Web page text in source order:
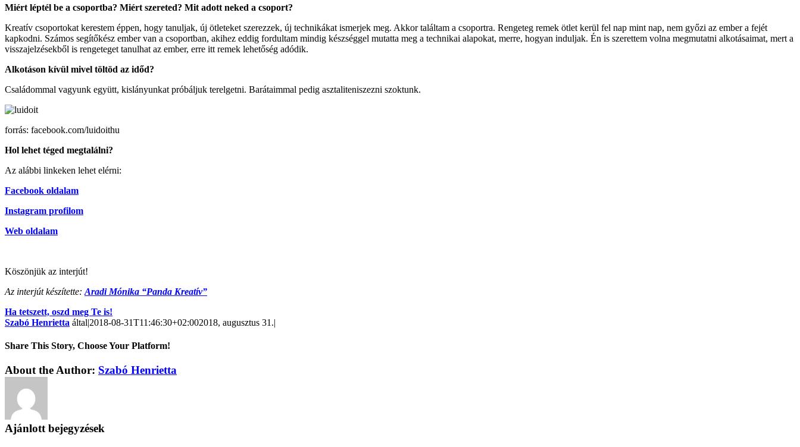
Miért léptél be a csoportba? Miért szereted? Mit adott neked a csoport?
Kreatív csoportokat kerestem éppen, hogy tanuljak, új ötleteket szerezzek, új technikákat ismerjek meg. Akkor találtam a csoportra. Rengeteg remek ötlet kerül fel nap mint nap, nem győzi az ember a fejét
kapkodni. Számos segítőkész ember van a csoportban, akihez eddig fordultam mindig készséggel mutatta meg a technikai alapokat, merre, hogyan induljak. Én is szerettem volna megmutatni alkotásaimat, mert a
visszajelzésekből is rengeteget tanulhat az ember, erre itt remek lehetőség adódik.
Alkotáson kívül mivel töltöd az időd?
Családommal vagyunk együtt, kislányunkat próbáljuk terelgetni. Barátaimmal pedig asztaliteniszezni szoktunk.
forrás: facebook.com/luidoithu
Hol lehet téged megtalálni?
Az alábbi linkeken lehet elérni:
Facebook oldalam
Instagram profilom
Web oldalam
Köszönjük az interjút!
Az interjút készítette: Aradi Mónika “Panda Kreatív”
Ha tetszett, oszd meg Te is!
Szabó Henrietta által|2018-08-31T11:46:30+02:002018, augusztus 31.|
Share This Story, Choose Your Platform!
About the Author: Szabó Henrietta
Ajánlott bejegyzések